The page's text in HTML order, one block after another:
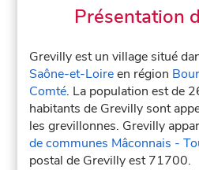
Présentation
Grevilly est un village situé
Saône-et-Loireen région
Comté. La population est de
habitants de Grevilly sont
les grevillonnes. Grevilly
de communes Mâconnais -
postal de Grevilly est 71700.